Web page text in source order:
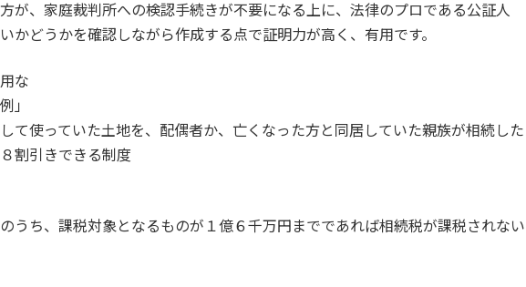
が、家庭裁判所への検認手続きが不要になる上に、法律のプロである公証人
かどうかを確認しながら作成する点で証明力が高く、有用です。
な
」
て使っていた土地を、配偶者か、亡くなった方と同居していた親族が相続した
割引きできる制度
うち、課税対象となるものが１億６千万円までであれば相続税が課税されない